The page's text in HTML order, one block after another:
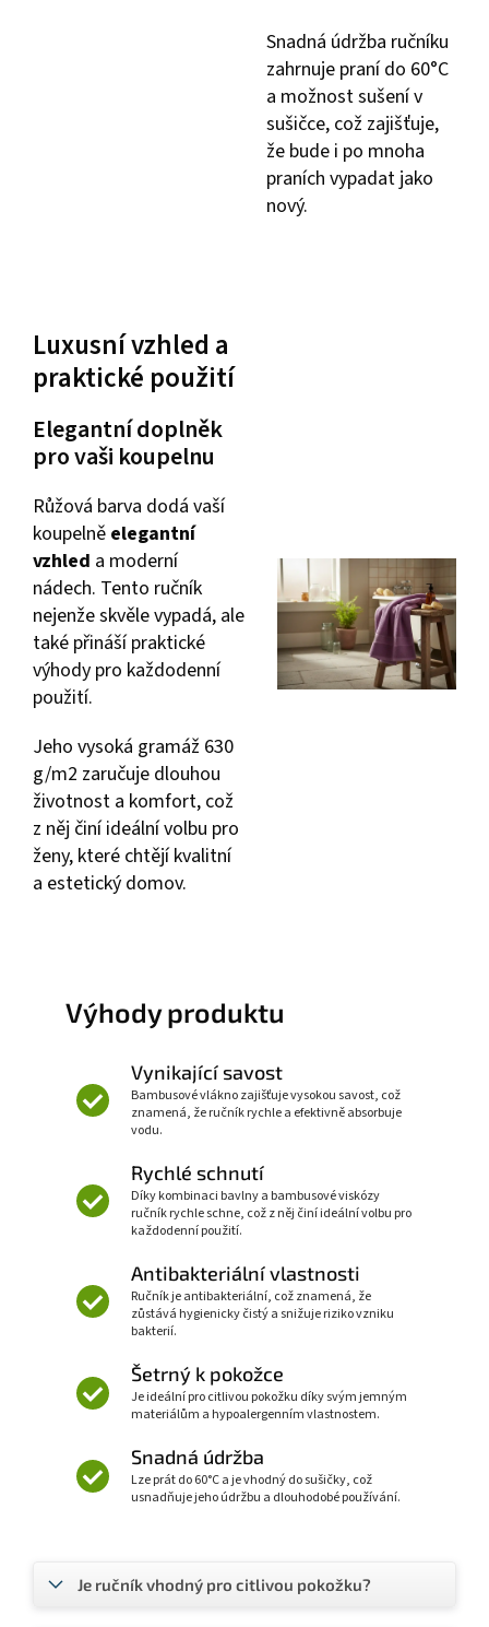
Snadná údržba ručníku
zahrnuje praní do 60°C
a možnost sušení v
sušičce, což zajišťuje,
že bude i po mnoha
praních vypadat jako
nový.
Luxusní vzhled a
praktické použití
Elegantní doplněk
pro vaši koupelnu
Růžová barva dodá vaší
koupelně elegantní
vzhled a moderní
nádech. Tento ručník
nejenže skvěle vypadá, ale
také přináší praktické
výhody pro každodenní
použití.
Jeho vysoká gramáž 630
g/m2 zaručuje dlouhou
životnost a komfort, což
z něj činí ideální volbu pro
ženy, které chtějí kvalitní
a estetický domov.
Výhody produktu
Vynikající savost
Bambusové vlákno zajišťuje vysokou savost, což
znamená, že ručník rychle a efektivně absorbuje
vodu.
Rychlé schnutí
Díky kombinaci bavlny a bambusové viskózy
ručník rychle schne, což z něj činí ideální volbu pro
každodenní použití.
Antibakteriální vlastnosti
Ručník je antibakteriální, což znamená, že
zůstává hygienicky čistý a snižuje riziko vzniku
bakterií.
Šetrný k pokožce
Je ideální pro citlivou pokožku díky svým jemným
materiálům a hypoalergenním vlastnostem.
Snadná údržba
Lze prát do 60°C a je vhodný do sušičky, což
usnadňuje jeho údržbu a dlouhodobé používání.
Je ručník vhodný pro citlivou pokožku?